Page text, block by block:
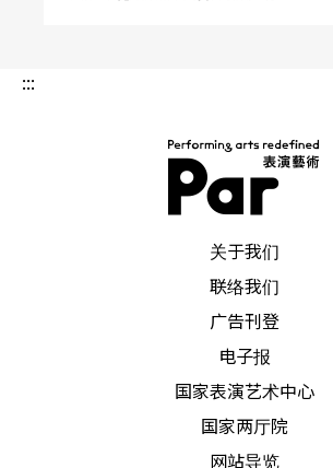
:::
关于我们
联络我们
广告刊登
电子报
国家表演艺术中心
国家两厅院
网站导览